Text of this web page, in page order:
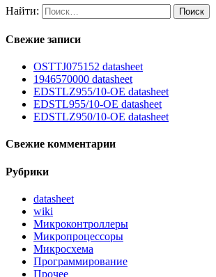
Найти:
Свежие записи
OSTTJ075152 datasheet
1946570000 datasheet
EDSTLZ955/10-OE datasheet
EDSTL955/10-OE datasheet
EDSTLZ950/10-OE datasheet
Свежие комментарии
Рубрики
datasheet
wiki
Микроконтроллеры
Микропроцессоры
Микросхема
Программирование
Прочее